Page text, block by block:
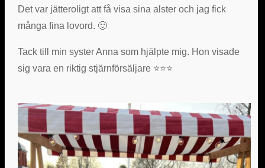
Det var jätteroligt att få visa sina alster och jag fick
många fina lovord. 🙂
Tack till min syster Anna som hjälpte mig. Hon visade
sig vara en riktig stjärnförsäljare ⭐⭐⭐